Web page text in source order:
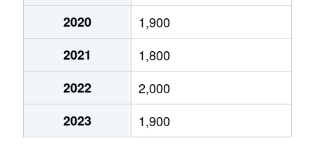
2020
1,900
2021
1,800
2022
2,000
2023
1,900